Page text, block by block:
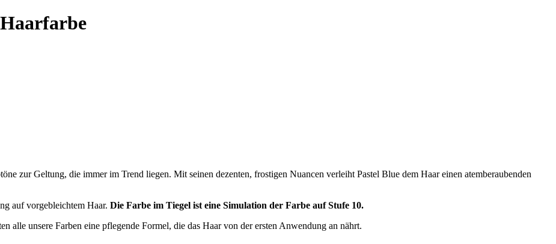
zur Geltung, die immer im Trend liegen. Mit seinen dezenten, frostigen Nuancen verleiht Pastel Blue dem Haar einen atemberaubenden
auf vorgebleichtem Haar. Die Farbe im Tiegel ist eine Simulation der Farbe auf Stufe 10.
alle unsere Farben eine pflegende Formel, die das Haar von der ersten Anwendung an nährt.